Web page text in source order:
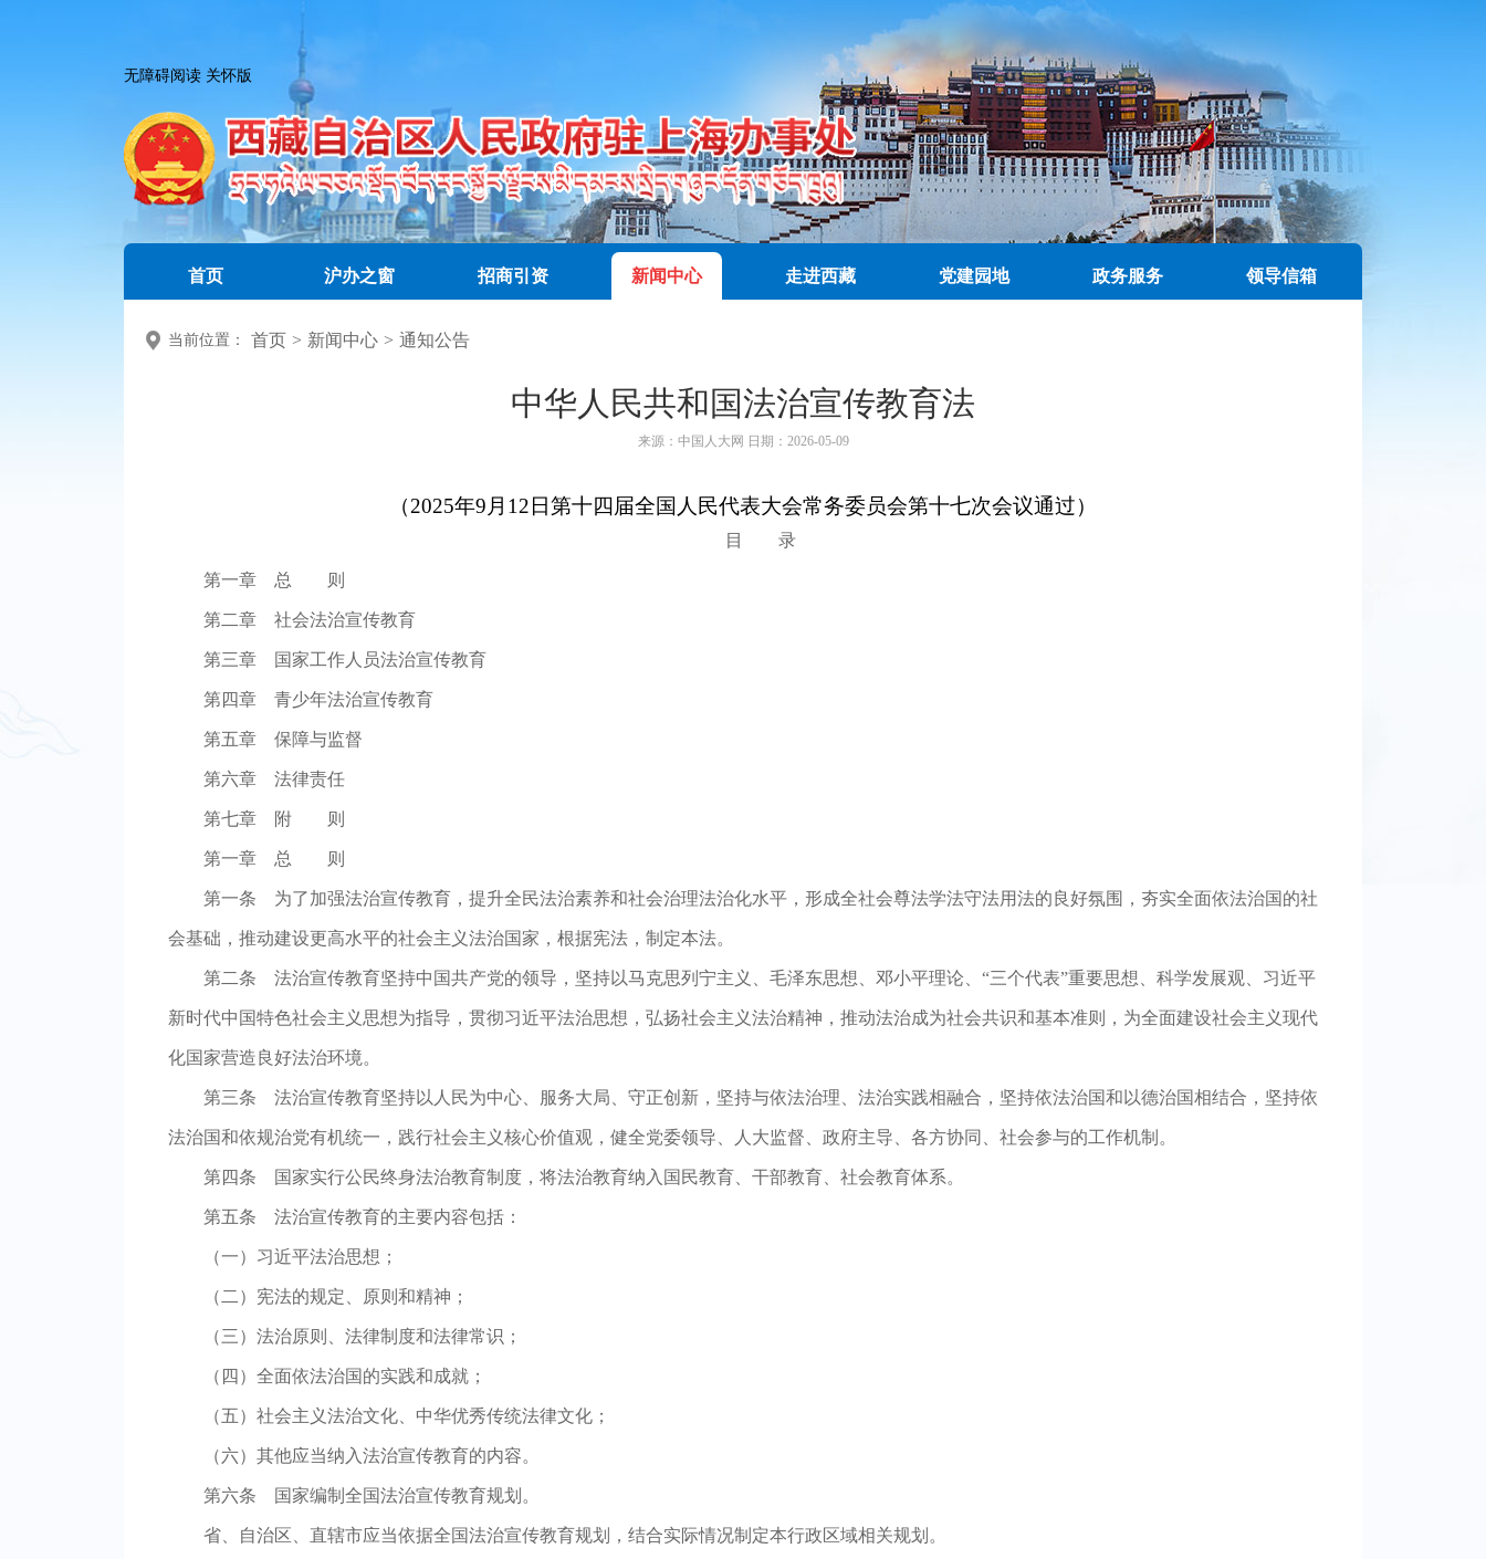
无障碍阅读 关怀版
首页 沪办之窗 招商引资 新闻中心 走进西藏 党建园地 政务服务 领导信箱
当前位置： 首页 > 新闻中心 > 通知公告
中华人民共和国法治宣传教育法
来源： 中国人大网 日期： 2026-05-09
（2025年9月12日第十四届全国人民代表大会常务委员会第十七次会议通过）
目 录
第一章 总 则
第二章 社会法治宣传教育
第三章 国家工作人员法治宣传教育
第四章 青少年法治宣传教育
第五章 保障与监督
第六章 法律责任
第七章 附 则
第一章 总 则
第一条 为了加强法治宣传教育，提升全民法治素养和社会治理法治化水平，形成全社会尊法学法守法用法的良好氛围，夯实全面依法治国的社
会基础，推动建设更高水平的社会主义法治国家，根据宪法，制定本法。
第二条 法治宣传教育坚持中国共产党的领导，坚持以马克思列宁主义、毛泽东思想、邓小平理论、“三个代表”重要思想、科学发展观、习近平
新时代中国特色社会主义思想为指导，贯彻习近平法治思想，弘扬社会主义法治精神，推动法治成为社会共识和基本准则，为全面建设社会主义现代
化国家营造良好法治环境。
第三条 法治宣传教育坚持以人民为中心、服务大局、守正创新，坚持与依法治理、法治实践相融合，坚持依法治国和以德治国相结合，坚持依
法治国和依规治党有机统一，践行社会主义核心价值观，健全党委领导、人大监督、政府主导、各方协同、社会参与的工作机制。
第四条 国家实行公民终身法治教育制度，将法治教育纳入国民教育、干部教育、社会教育体系。
第五条 法治宣传教育的主要内容包括：
（一）习近平法治思想；
（二）宪法的规定、原则和精神；
（三）法治原则、法律制度和法律常识；
（四）全面依法治国的实践和成就；
（五）社会主义法治文化、中华优秀传统法律文化；
（六）其他应当纳入法治宣传教育的内容。
第六条 国家编制全国法治宣传教育规划。
省、自治区、直辖市应当依据全国法治宣传教育规划，结合实际情况制定本行政区域相关规划。